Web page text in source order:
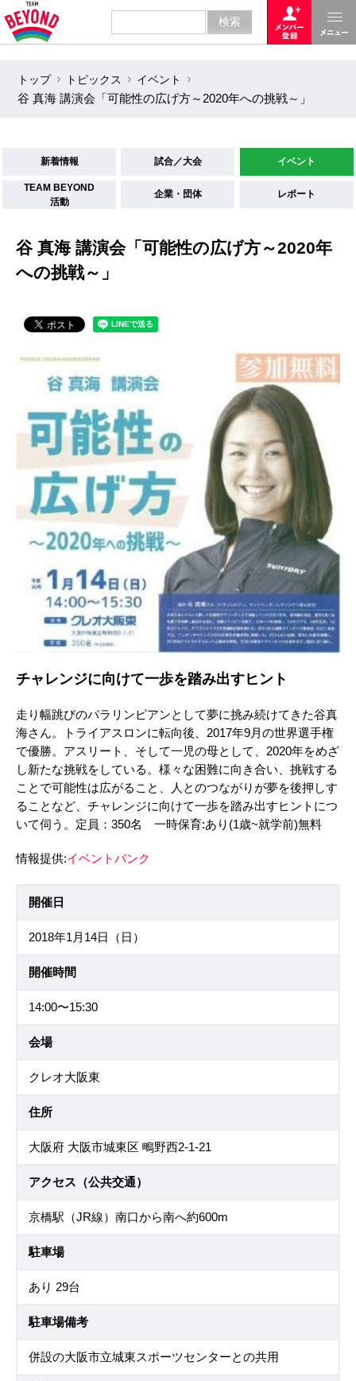
トップ トピックス
イベント
谷 真海 講演会「可能性の広げ方～2020年への挑戦～」
新着情報 試合／大会 イベント
TEAM BEYOND
活動
企業・団体 レポート
谷 真海 講演会「可能性の広げ方～2020年
への挑戦～」
チャレンジに向けて一歩を踏み出すヒント
走り幅跳びのパラリンピアンとして夢に挑み続けてきた谷真
海さん。トライアスロンに転向後、2017年9月の世界選手権
で優勝。アスリート、そして一児の母として、2020年をめざ
し新たな挑戦をしている。様々な困難に向き合い、挑戦する
ことで可能性は広がること、人とのつながりが夢を後押しす
ることなど、チャレンジに向けて一歩を踏み出すヒントにつ
いて伺う。定員：350名 一時保育:あり(1歳~就学前)無料
情報提供:イベントバンク
開催日
2018年1月14日（日）
開催時間
14:00〜15:30
会場
クレオ大阪東
住所
大阪府 大阪市城東区 鴫野西2-1-21
アクセス（公共交通）
京橋駅（JR線）南口から南へ約600m
駐車場
あり 29台
駐車場備考
併設の大阪市立城東スポーツセンターとの共用